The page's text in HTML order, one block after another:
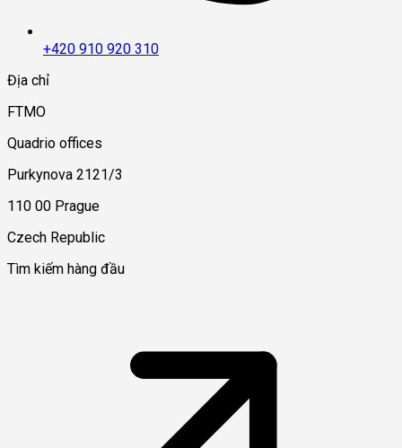
+420 910 920 310
Địa chỉ
FTMO
Quadrio offices
Purkynova 2121/3
110 00 Prague
Czech Republic
Tìm kiếm hàng đầu